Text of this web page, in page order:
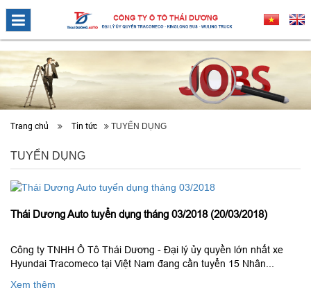
Trang chủ Tin tức TUYỂN DỤNG
TUYỂN DỤNG
Thái Dương Auto tuyển dụng tháng 03/2018 (20/03/2018)
Công ty TNHH Ô Tô Thái Dương - Đại lý ủy quyền lớn nhất xe
Hyundai Tracomeco tại Việt Nam đang cần tuyển 15 Nhân...
Xem thêm